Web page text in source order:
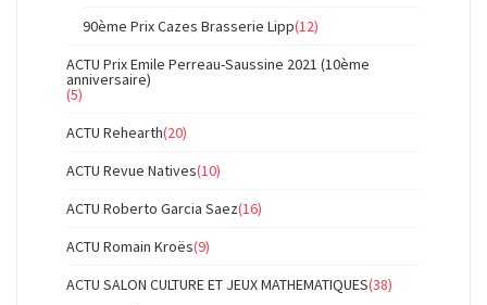
90ème Prix Cazes Brasserie Lipp(12)
ACTU Prix Emile Perreau-Saussine 2021 (10ème
anniversaire)
(5)
ACTU Rehearth(20)
ACTU Revue Natives(10)
ACTU Roberto Garcia Saez(16)
ACTU Romain Kroës(9)
ACTU SALON CULTURE ET JEUX MATHEMATIQUES(38)